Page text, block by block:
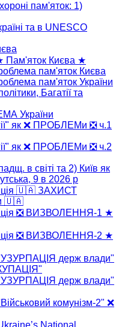
пам'яток: 1)
та в UNESCO
Києва ★
пам'яток Києва
пам'яток України
Багатії та
України
як ❌ ПРОБЛЕМи ❎ ч.1
як ❌ ПРОБЛЕМи ❎ ч.2
в світі та 2) Київ як
9 в 2026 р
🇺🇦 ЗАХИСТ
🇺🇦
❎ ВИЗВОЛЕННЯ-1 ★
❎ ВИЗВОЛЕННЯ-2 ★
держ влади"
держ влади"
комунізм-2" ❌
National